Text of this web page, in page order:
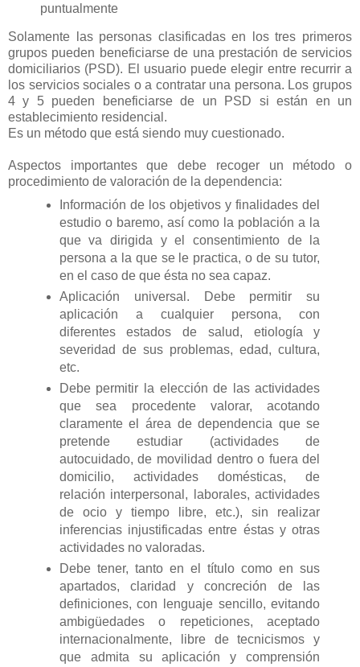
puntualmente
Solamente las personas clasificadas en los tres primeros
grupos pueden beneficiarse de una prestación de servicios
domiciliarios (PSD). El usuario puede elegir entre recurrir a
los servicios sociales o a contratar una persona. Los grupos
4 y 5 pueden beneficiarse de un PSD si están en un
establecimiento residencial.
Es un método que está siendo muy cuestionado.
Aspectos importantes que debe recoger un método o
procedimiento de valoración de la dependencia:
Información de los objetivos y finalidades del
estudio o baremo, así como la población a la
que va dirigida y el consentimiento de la
persona a la que se le practica, o de su tutor,
en el caso de que ésta no sea capaz.
Aplicación universal. Debe permitir su
aplicación a cualquier persona, con
diferentes estados de salud, etiología y
severidad de sus problemas, edad, cultura,
etc.
Debe permitir la elección de las actividades
que sea procedente valorar, acotando
claramente el área de dependencia que se
pretende estudiar (actividades de
autocuidado, de movilidad dentro o fuera del
domicilio, actividades domésticas, de
relación interpersonal, laborales, actividades
de ocio y tiempo libre, etc.), sin realizar
inferencias injustificadas entre éstas y otras
actividades no valoradas.
Debe tener, tanto en el título como en sus
apartados, claridad y concreción de las
definiciones, con lenguaje sencillo, evitando
ambigüedades o repeticiones, aceptado
internacionalmente, libre de tecnicismos y
que admita su aplicación y comprensión